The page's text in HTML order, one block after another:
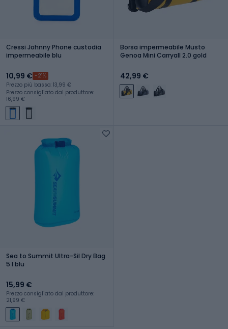
Cressi Johnny Phone custodia
impermeabile blu
10,99 € -21%
Prezzo più basso: 13,99 €
Prezzo consigliato dal produttore:
16,99 €
Borsa impermeabile Musto
Genoa Mini Carryall 2.0 gold
42,99 €
Sea to Summit Ultra-Sil Dry Bag
5 l blu
15,99 €
Prezzo consigliato dal produttore:
21,99 €